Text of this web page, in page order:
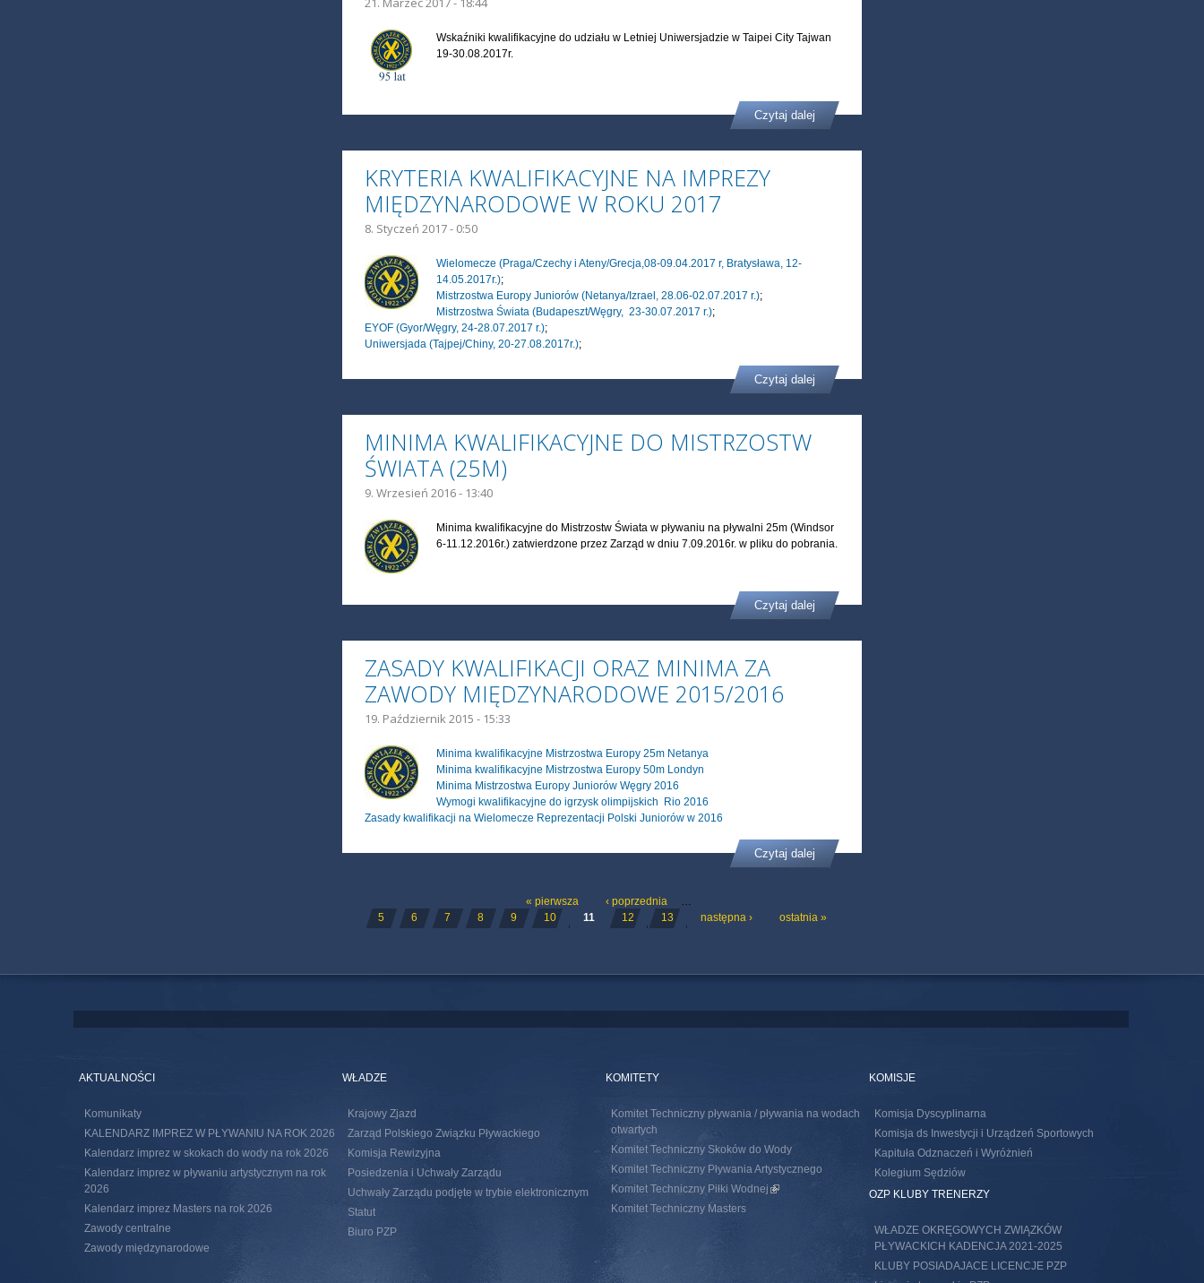
Wskaźniki kwalifikacyjne do udziału w Letniej Uniwersjadzie w Taipei City Tajwan
19-30.08.2017r.
Czytaj dalej
KRYTERIA KWALIFIKACYJNE NA IMPREZY
MIĘDZYNARODOWE W ROKU 2017
8. Styczeń 2017 - 0:50
Wielomecze (Praga/Czechy i Ateny/Grecja,08-09.04.2017 r, Bratysława, 12-
14.05.2017r.);
Mistrzostwa Europy Juniorów (Netanya/Izrael, 28.06-02.07.2017 r.);
Mistrzostwa Świata (Budapeszt/Węgry, 23-30.07.2017 r.);
EYOF (Gyor/Węgry, 24-28.07.2017 r.);
Uniwersjada (Tajpej/Chiny, 20-27.08.2017r.);
Czytaj dalej
MINIMA KWALIFIKACYJNE DO MISTRZOSTW
ŚWIATA (25M)
9. Wrzesień 2016 - 13:40
Minima kwalifikacyjne do Mistrzostw Świata w pływaniu na pływalni 25m (Windsor
6-11.12.2016r.) zatwierdzone przez Zarząd w dniu 7.09.2016r. w pliku do pobrania.
Czytaj dalej
ZASADY KWALIFIKACJI ORAZ MINIMA ZA
ZAWODY MIĘDZYNARODOWE 2015/2016
19. Październik 2015 - 15:33
Minima kwalifikacyjne Mistrzostwa Europy 25m Netanya
Minima kwalifikacyjne Mistrzostwa Europy 50m Londyn
Minima Mistrzostwa Europy Juniorów Węgry 2016
Wymogi kwalifikacyjne do igrzysk olimpijskich Rio 2016
Zasady kwalifikacji na Wielomecze Reprezentacji Polski Juniorów w 2016
Czytaj dalej
« pierwsza ‹ poprzednia
…
5
6 7 8 9 10 11 12 13 następna › ostatnia »
AKTUALNOŚCI
Komunikaty
KALENDARZ IMPREZ W PŁYWANIU NA ROK 2026
Kalendarz imprez w skokach do wody na rok 2026
Kalendarz imprez w pływaniu artystycznym na rok
2026
Kalendarz imprez Masters na rok 2026
Zawody centralne
Zawody międzynarodowe
WŁADZE
Krajowy Zjazd
Zarząd Polskiego Związku Pływackiego
Komisja Rewizyjna
Posiedzenia i Uchwały Zarządu
Uchwały Zarządu podjęte w trybie elektronicznym
Statut
Biuro PZP
KOMITETY
Komitet Techniczny pływania / pływania na wodach
otwartych
Komitet Techniczny Skoków do Wody
Komitet Techniczny Pływania Artystycznego
Komitet Techniczny Piłki Wodnej (link is external)
Komitet Techniczny Masters
KOMISJE
Komisja Dyscyplinarna
Komisja ds Inwestycji i Urządzeń Sportowych
Kapituła Odznaczeń i Wyróżnień
Kolegium Sędziów
OZP KLUBY TRENERZY
WŁADZE OKRĘGOWYCH ZWIĄZKÓW
PŁYWACKICH KADENCJA 2021-2025
KLUBY POSIADAJACE LICENCJE PZP